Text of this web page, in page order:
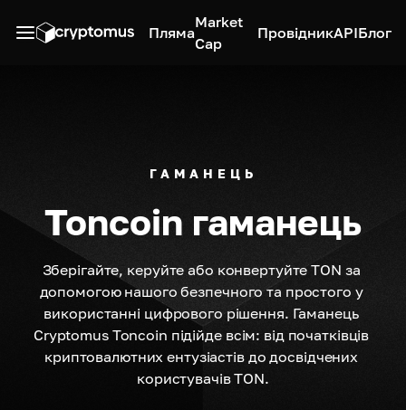
Пляма
Market
Cap
ПровідникAPIБлог
ГАМАНЕЦЬ
Toncoin гаманець
Зберігайте, керуйте або конвертуйте TON за
допомогою нашого безпечного та простого у
використанні цифрового рішення. Гаманець
Cryptomus Toncoin підійде всім: від початківців
криптовалютних ентузіастів до досвідчених
користувачів TON.